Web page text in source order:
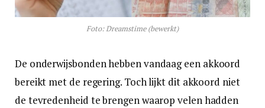
Foto: Dreamstime (bewerkt)
De onderwijsbonden hebben vandaag een akkoord
bereikt met de regering. Toch lijkt dit akkoord niet
de tevredenheid te brengen waarop velen hadden